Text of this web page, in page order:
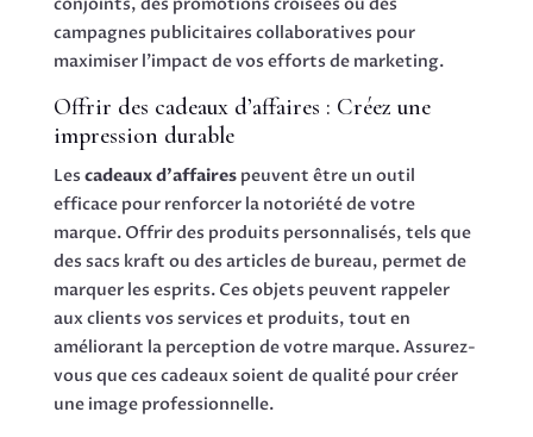
conjoints, des promotions croisées ou des
campagnes publicitaires collaboratives pour
maximiser l’impact de vos efforts de marketing.
Offrir des cadeaux d’affaires : Créez une
impression durable
Les cadeaux d’affairespeuvent être un outil
efficace pour renforcer la notoriété de votre
marque. Offrir des produits personnalisés, tels que
des sacs kraft ou des articles de bureau, permet de
marquer les esprits. Ces objets peuvent rappeler
aux clients vos services et produits, tout en
améliorant la perception de votre marque. Assurez-
vous que ces cadeaux soient de qualité pour créer
une image professionnelle.